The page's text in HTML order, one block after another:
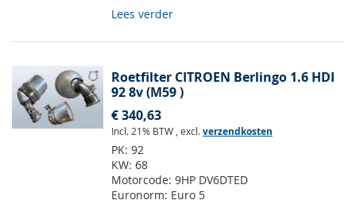
Lees verder
Roetfilter CITROEN Berlingo 1.6 HDI
92 8v (M59 )
€ 340,63
Incl. 21% BTW , excl.verzendkosten
PK: 92
KW: 68
Motorcode: 9HP DV6DTED
Euronorm: Euro 5